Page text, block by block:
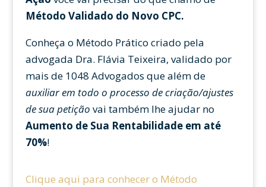
Método Validado do Novo CPC.
Conheça o Método Prático criado pela
advogada Dra. Flávia Teixeira, validado por
mais de 1048 Advogados que além de
auxiliar em todo o processo de criação/ajustes
de sua petição vai também lhe ajudar no
Aumento de Sua Rentabilidade em até
70%!
Clique aqui para conhecer o Método